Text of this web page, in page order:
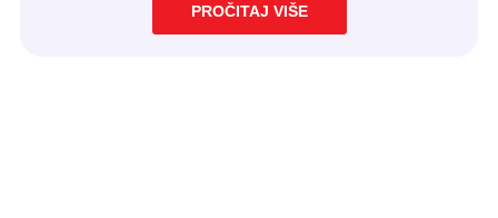
PROČITAJ VIŠE